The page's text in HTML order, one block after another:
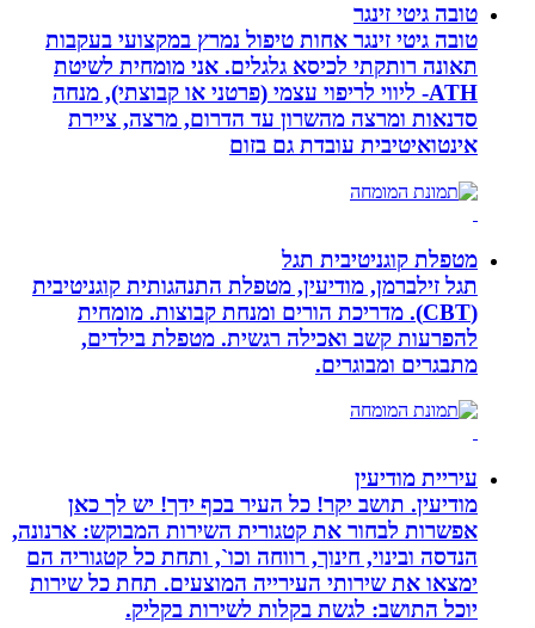
טובה גיטי זינגר
טובה גיטי זינגר אחות טיפול נמרץ במקצועי בעקבות
תאונה רותקתי לכיסא גלגלים. אני מומחית לשיטת
ATH- ליווי לריפוי עצמי (פרטני או קבוצתי), מנחה
סדנאות ומרצה מהשרון עד הדרום, מרצה, ציירת
אינטואיטיבית עובדת גם בזום
מטפלת קוגניטיבית תגל
תגל זילברמן, מודיעין, מטפלת התנהגותית קוגניטיבית
(CBT). מדריכת הורים ומנחת קבוצות. מומחית
להפרעות קשב ואכילה רגשית. מטפלת בילדים,
מתבגרים ומבוגרים.
עיריית מודיעין
מודיעין. תושב יקר! כל העיר בכף ידך! יש לך כאן
אפשרות לבחור את קטגורית השירות המבוקש: ארנונה,
הנדסה ובינוי, חינוך, רווחה וכו`, ותחת כל קטגוריה הם
ימצאו את שירותי העירייה המוצעים. תחת כל שירות
יוכל התושב: לגשת בקלות לשירות בקליק.